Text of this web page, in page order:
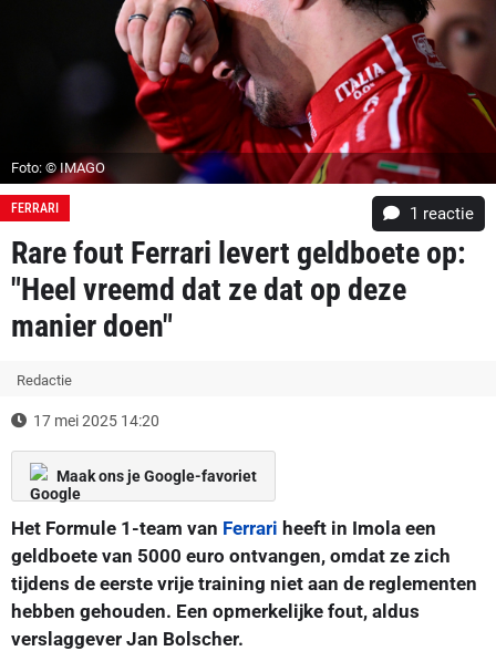
Foto: © IMAGO
FERRARI 1 reactie
Rare fout Ferrari levert geldboete op:
"Heel vreemd dat ze dat op deze
manier doen"
Redactie
17 mei 2025 14:20
Maak ons je Google-favoriet
Het Formule 1-team van Ferrari heeft in Imola een
geldboete van 5000 euro ontvangen, omdat ze zich
tijdens de eerste vrije training niet aan de reglementen
hebben gehouden. Een opmerkelijke fout, aldus
verslaggever Jan Bolscher.